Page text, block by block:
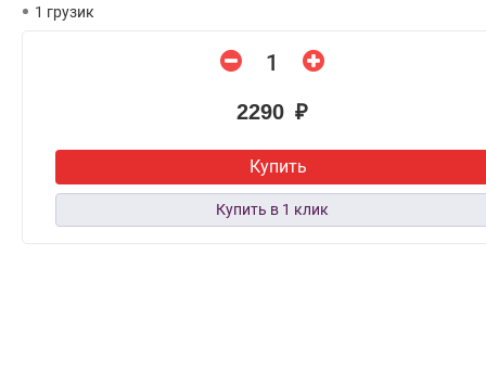
1 грузик
2290 ₽
Купить